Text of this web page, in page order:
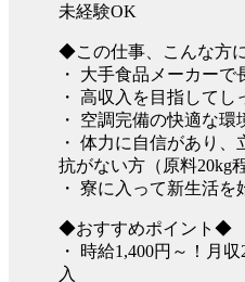
未経験OK
◆この仕事、こんな方
・ 大手食品メーカー
・ 高収入を目指して
・ 空調完備の快適な
・ 体力に自信があり
抗がない方（原料20kg
・ 寮に入って新生活を
◆おすすめポイント◆
・ 時給1,400円～！月
入